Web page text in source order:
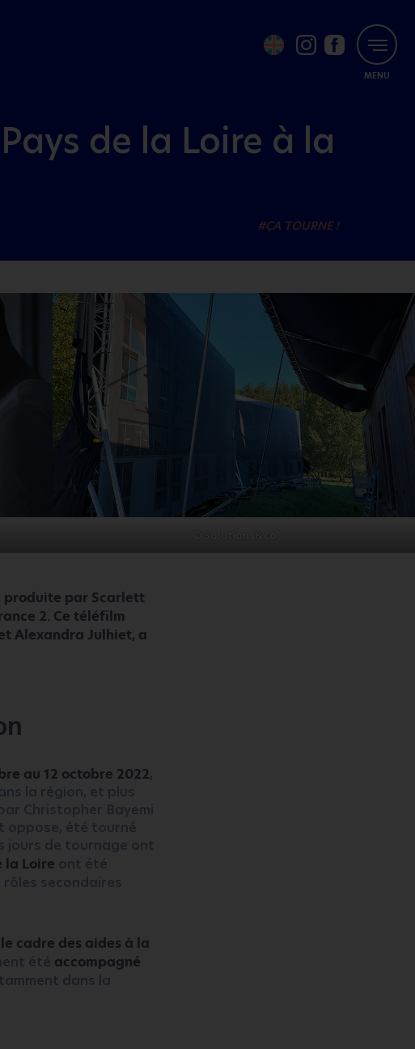
MENU
de la Loire à la
#ÇA TOURNE !
© Solutions&co
produite par Scarlett
2. Ce téléfilm
Alexandra Julhiet, a
au 12 octobre 2022,
la région, et plus
Christopher Bayemi
oppose, été tourné
jours de tournage ont
la Loire ont été
secondaires
cadre des aides à la
été accompagné
dans la